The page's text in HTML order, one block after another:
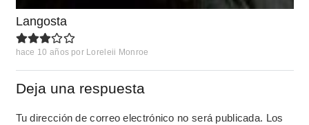
Langosta
hace 10 años por Loreleii Monroe
Deja una respuesta
Tu dirección de correo electrónico no será publicada. Los